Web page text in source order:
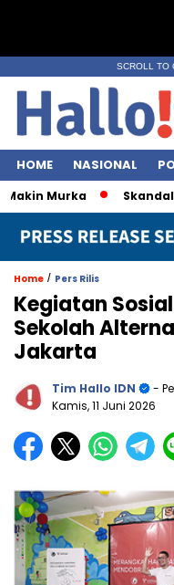
SCROLL TO
HOME NASIONAL
Murka Skandal
Home / Pers Rilis
Kegiatan
Sekolah
Jakarta
Tim Hallo IDN
-
Kamis, 11 Juni 2026